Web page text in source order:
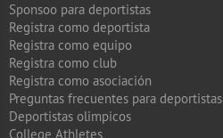
Sponsoo para deportistas
Registra como deportista
Registra como equipo
Registra como club
Registra como asociación
Preguntas frecuentes para deportistas
Deportistas olimpicos
College Athletes